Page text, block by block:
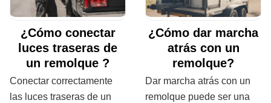
¿Cómo conectar
luces traseras de
un remolque ?
Conectar correctamente
las luces traseras de un
¿Cómo dar marcha
atrás con un
remolque?
Dar marcha atrás con un
remolque puede ser una